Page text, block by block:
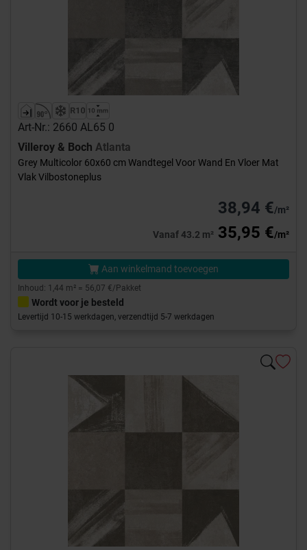
Art-Nr.: 2660 AL65 0
Villeroy & Boch Atlanta
Grey Multicolor 60x60 cm Wandtegel Voor Wand En Vloer Mat
Vlak Vilbostoneplus
38,94 €/m²
Vanaf 43.2 m² 35,95 €/m²
Aan winkelmand toevoegen
Inhoud: 1,44 m² = 56,07 €/Pakket
Wordt voor je besteld
Levertijd 10-15 werkdagen, verzendtijd 5-7 werkdagen